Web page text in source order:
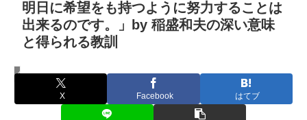
明日に希望をも持つように努力することは
出来るのです。」by 稲盛和夫の深い意味
と得られる教訓
名言・格言
X Facebook はてブ